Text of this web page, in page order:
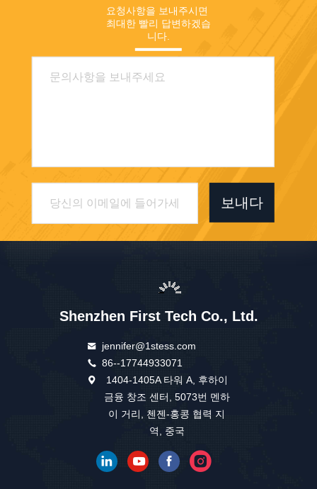
요청사항을 보내주시면
최대한 빨리 답변하겠습
니다.
보내다
Shenzhen First Tech Co., Ltd.
jennifer@1stess.com
86--17744933071
1404-1405A 타워 A, 후하이
금융 창조 센터, 5073번 멘하
이 거리, 첸젠-홍콩 협력 지
역, 중국